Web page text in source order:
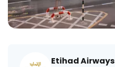
Etihad Airways